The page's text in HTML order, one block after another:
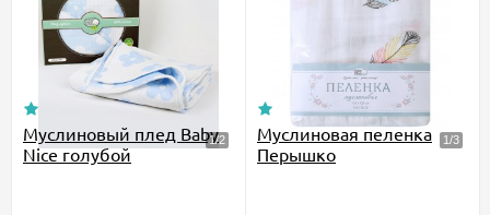
Муслиновый плед Baby
Nice голубой
Муслиновая пеленка
Перышко